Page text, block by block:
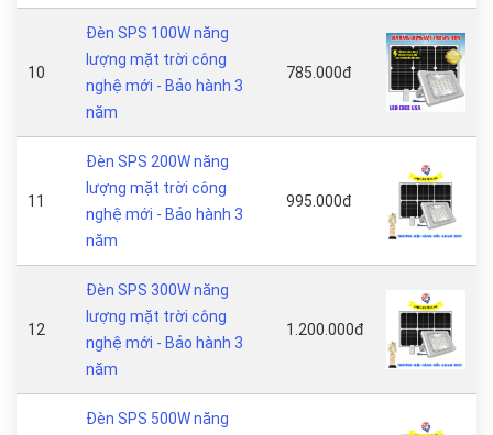
10
Đèn SPS 100W năng
lượng mặt trời công
nghệ mới - Bảo hành 3
năm
785.000đ
11
Đèn SPS 200W năng
lượng mặt trời công
nghệ mới - Bảo hành 3
năm
995.000đ
12
Đèn SPS 300W năng
lượng mặt trời công
nghệ mới - Bảo hành 3
năm
1.200.000đ
Đèn SPS 500W năng